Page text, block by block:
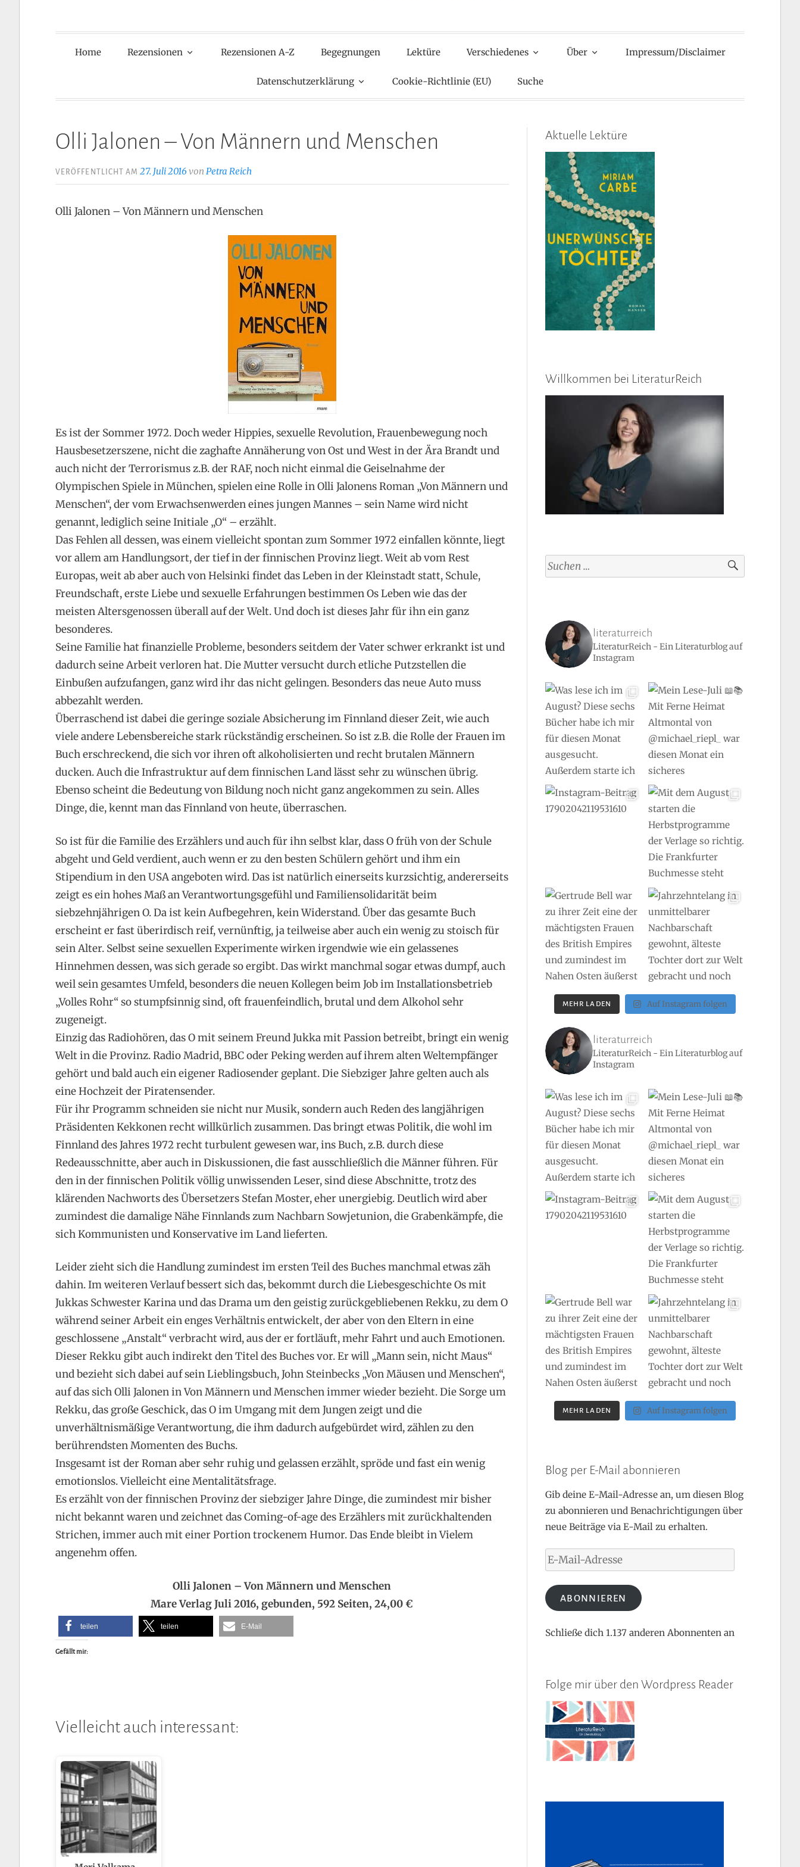
Home Rezensionen Rezensionen A-Z Begegnungen Lektüre Verschiedenes Über Impressum/Disclaimer
Datenschutzerklärung Cookie-Richtlinie (EU) Suche
Olli Jalonen – Von Männern und Menschen
VERÖFFENTLICHT AM27. Juli 2016 von Petra Reich
Olli Jalonen – Von Männern und Menschen
Es ist der Sommer 1972. Doch weder Hippies, sexuelle Revolution, Frauenbewegung noch
Hausbesetzerszene, nicht die zaghafte Annäherung von Ost und West in der Ära Brandt und
auch nicht der Terrorismus z.B. der RAF, noch nicht einmal die Geiselnahme der
Olympischen Spiele in München, spielen eine Rolle in Olli Jalonens Roman „Von Männern und
Menschen“, der vom Erwachsenwerden eines jungen Mannes – sein Name wird nicht
genannt, lediglich seine Initiale „O“ – erzählt.
Das Fehlen all dessen, was einem vielleicht spontan zum Sommer 1972 einfallen könnte, liegt
vor allem am Handlungsort, der tief in der finnischen Provinz liegt. Weit ab vom Rest
Europas, weit ab aber auch von Helsinki findet das Leben in der Kleinstadt statt, Schule,
Freundschaft, erste Liebe und sexuelle Erfahrungen bestimmen Os Leben wie das der
meisten Altersgenossen überall auf der Welt. Und doch ist dieses Jahr für ihn ein ganz
besonderes.
Seine Familie hat finanzielle Probleme, besonders seitdem der Vater schwer erkrankt ist und
dadurch seine Arbeit verloren hat. Die Mutter versucht durch etliche Putzstellen die
Einbußen aufzufangen, ganz wird ihr das nicht gelingen. Besonders das neue Auto muss
abbezahlt werden.
Überraschend ist dabei die geringe soziale Absicherung im Finnland dieser Zeit, wie auch
viele andere Lebensbereiche stark rückständig erscheinen. So ist z.B. die Rolle der Frauen im
Buch erschreckend, die sich vor ihren oft alkoholisierten und recht brutalen Männern
ducken. Auch die Infrastruktur auf dem finnischen Land lässt sehr zu wünschen übrig.
Ebenso scheint die Bedeutung von Bildung noch nicht ganz angekommen zu sein. Alles
Dinge, die, kennt man das Finnland von heute, überraschen.
So ist für die Familie des Erzählers und auch für ihn selbst klar, dass O früh von der Schule
abgeht und Geld verdient, auch wenn er zu den besten Schülern gehört und ihm ein
Stipendium in den USA angeboten wird. Das ist natürlich einerseits kurzsichtig, andererseits
zeigt es ein hohes Maß an Verantwortungsgefühl und Familiensolidarität beim
siebzehnjährigen O. Da ist kein Aufbegehren, kein Widerstand. Über das gesamte Buch
erscheint er fast überirdisch reif, vernünftig, ja teilweise aber auch ein wenig zu stoisch für
sein Alter. Selbst seine sexuellen Experimente wirken irgendwie wie ein gelassenes
Hinnehmen dessen, was sich gerade so ergibt. Das wirkt manchmal sogar etwas dumpf, auch
weil sein gesamtes Umfeld, besonders die neuen Kollegen beim Job im Installationsbetrieb
„Volles Rohr“ so stumpfsinnig sind, oft frauenfeindlich, brutal und dem Alkohol sehr
zugeneigt.
Einzig das Radiohören, das O mit seinem Freund Jukka mit Passion betreibt, bringt ein wenig
Welt in die Provinz. Radio Madrid, BBC oder Peking werden auf ihrem alten Weltempfänger
gehört und bald auch ein eigener Radiosender geplant. Die Siebziger Jahre gelten auch als
eine Hochzeit der Piratensender.
Für ihr Programm schneiden sie nicht nur Musik, sondern auch Reden des langjährigen
Präsidenten Kekkonen recht willkürlich zusammen. Das bringt etwas Politik, die wohl im
Finnland des Jahres 1972 recht turbulent gewesen war, ins Buch, z.B. durch diese
Redeausschnitte, aber auch in Diskussionen, die fast ausschließlich die Männer führen. Für
den in der finnischen Politik völlig unwissenden Leser, sind diese Abschnitte, trotz des
klärenden Nachworts des Übersetzers Stefan Moster, eher unergiebig. Deutlich wird aber
zumindest die damalige Nähe Finnlands zum Nachbarn Sowjetunion, die Grabenkämpfe, die
sich Kommunisten und Konservative im Land lieferten.
Leider zieht sich die Handlung zumindest im ersten Teil des Buches manchmal etwas zäh
dahin. Im weiteren Verlauf bessert sich das, bekommt durch die Liebesgeschichte Os mit
Jukkas Schwester Karina und das Drama um den geistig zurückgebliebenen Rekku, zu dem O
während seiner Arbeit ein enges Verhältnis entwickelt, der aber von den Eltern in eine
geschlossene „Anstalt“ verbracht wird, aus der er fortläuft, mehr Fahrt und auch Emotionen.
Dieser Rekku gibt auch indirekt den Titel des Buches vor. Er will „Mann sein, nicht Maus“
und bezieht sich dabei auf sein Lieblingsbuch, John Steinbecks „Von Mäusen und Menschen“,
auf das sich Olli Jalonen in Von Männern und Menschen immer wieder bezieht. Die Sorge um
Rekku, das große Geschick, das O im Umgang mit dem Jungen zeigt und die
unverhältnismäßige Verantwortung, die ihm dadurch aufgebürdet wird, zählen zu den
berührendsten Momenten des Buchs.
Insgesamt ist der Roman aber sehr ruhig und gelassen erzählt, spröde und fast ein wenig
emotionslos. Vielleicht eine Mentalitätsfrage.
Es erzählt von der finnischen Provinz der siebziger Jahre Dinge, die zumindest mir bisher
nicht bekannt waren und zeichnet das Coming-of-age des Erzählers mit zurückhaltenden
Strichen, immer auch mit einer Portion trockenem Humor. Das Ende bleibt in Vielem
angenehm offen.
Olli Jalonen – Von Männern und Menschen
Mare Verlag Juli 2016, gebunden, 592 Seiten, 24,00 €
teilen teilen E-Mail
Gefällt mir:
Vielleicht auch interessant:
Aktuelle Lektüre
Willkommen bei LiteraturReich
Suchen
nach:
literaturreich
LiteraturReich - Ein Literaturblog auf
Instagram
MEHR LADEN Auf Instagram folgen
literaturreich
LiteraturReich - Ein Literaturblog auf
Instagram
MEHR LADEN Auf Instagram folgen
Blog per E-Mail abonnieren
Gib deine E-Mail-Adresse an, um diesen Blog
zu abonnieren und Benachrichtigungen über
neue Beiträge via E-Mail zu erhalten.
E-
Mail-
Adresse
ABONNIEREN
Schließe dich 1.137 anderen Abonnenten an
Folge mir über den Wordpress Reader